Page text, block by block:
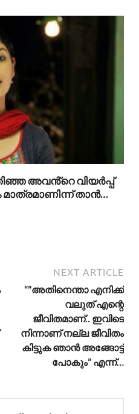
അവൻ്റെ വിയർപ്പ്
മാത്രമാണിന്ന് താൻ…
NEXT ARTICLE
“”അതിനെന്താ എനിക്ക്
വലുത് എന്റെ
ജീവിതമാണ്.. ഇവിടെ
നിന്നാണ് നല്ല ജീവിതം
കിട്ടുക ഞാൻ അങ്ങോട്ട്
പോകും” എന്ന്…